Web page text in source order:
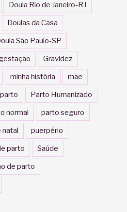
Doula Rio de Janeiro-RJ
Doulas da Casa
São Paulo-SP
Gravidez
minha história mãe
parto Parto Humanizado
normal parto seguro
natal puerpério
parto Saúde
de parto